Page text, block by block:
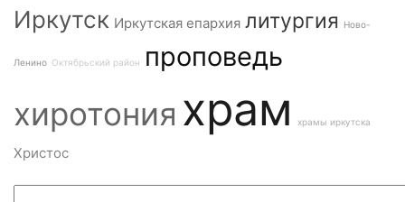
Иркутск Иркутская епархия литургия Ново-
Ленино Октябрьский район проповедь
хиротония храм храмы иркутска
Христос